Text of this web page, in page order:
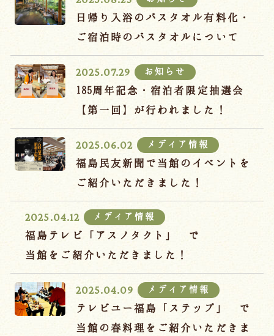
日帰り入浴のバスタオル有料化・
ご宿泊時のバスタオルについて
2025.07.29 お知らせ
185周年記念・宿泊者限定抽選会
【第一回】が行われました！
2025.06.02 メディア情報
福島民友新聞で当館のイベントを
ご紹介いただきました！
2025.04.12 メディア情報
福島テレビ「アスノタクト」 で
当館をご紹介いただきました！
2025.04.09 メディア情報
テレビユー福島「ステップ」 で
当館の春料理をご紹介いただきま
会議・団体 吉川屋で過ごす特別な日
お知らせ よくあるご質問
お問い合わせ
予約確認・変更・キャンセル
キャンセルポリシー
オンラインショップ
吉川屋×温泉むすめ
Follow us